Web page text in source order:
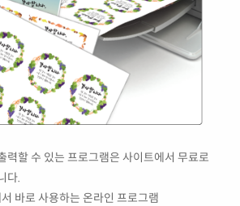
력할 수 있는 프로그램은 사이트에서 무료로
다.
바로 사용하는 온라인 프로그램